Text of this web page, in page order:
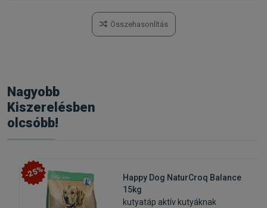
Összehasonlítás
Nagyobb
Kiszerelésben
olcsóbb!
-25%
Happy Dog NaturCroq Balance
15kg
kutyatáp aktív kutyáknak